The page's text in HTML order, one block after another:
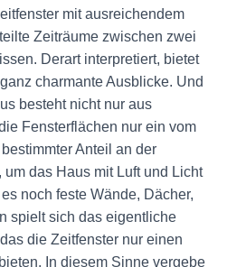
mit ausreichendem
Zeiträume zwischen zwei
Derart interpretiert, bietet
charmante Ausblicke. Und
besteht nicht nur aus
Fensterflächen nur ein vom
Anteil an der
das Haus mit Luft und Licht
noch feste Wände, Dächer,
spielt sich das eigentliche
die Zeitfenster nur einen
In diesem Sinne vergebe